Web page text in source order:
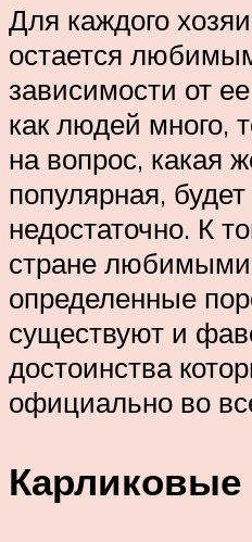
Для каждого
остается
зависимости от
как людей много,
на вопрос, какая
популярная,
недостаточно. К
стране любимыми
определенные
существуют и
достоинства
официально во
Карликовые